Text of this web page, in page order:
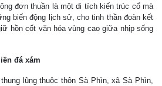
đơn thuần là một di tích kiến trúc cổ mà
biến động lịch sử, cho tinh thần đoàn kết
hồn cốt văn hóa vùng cao giữa nhịp sống
đá xám
lũng thuộc thôn Sà Phìn, xã Sà Phìn,